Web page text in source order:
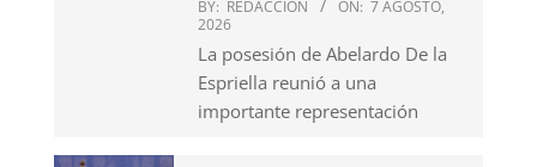
BY: REDACCION ON: 7 AGOSTO,
2026
La posesión de Abelardo De la
Espriella reunió a una
importante representación